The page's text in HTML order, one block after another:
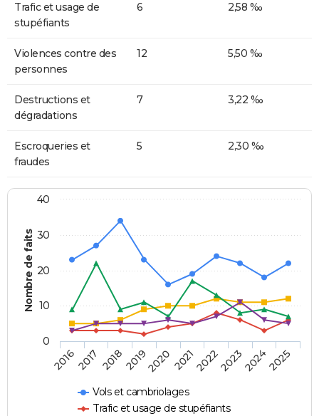
Trafic et usage de
stupéfiants
6 2,58 ‰
Violences contre des
personnes
12 5,50 ‰
Destructions et
dégradations
7 3,22 ‰
Escroqueries et
fraudes
5 2,30 ‰
Nombre de faits
Vols et cambriolages
Trafic et usage de stupéfiants
20162017 20182019202020212022202320242025
0
10
20
30
40